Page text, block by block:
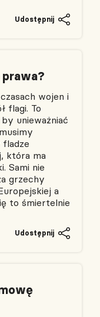
Udostępnij
wojen i
flagi. To
unieważniać
która ma
Sami nie
grzechy
a
to śmiertelnie
Udostępnij